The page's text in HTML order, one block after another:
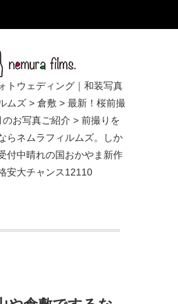
トウェディング｜和装写真
ムズ > 倉敷 > 最新！桜前撮
のお写真ご紹介 > 前撮りを
らネムラフィルムズ。しか
付中晴れの国おかやま新作
安大チャンス12110